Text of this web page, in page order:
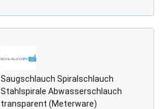
Saugschlauch Spiralschlauch
Stahlspirale Abwasserschlauch
transparent (Meterware)